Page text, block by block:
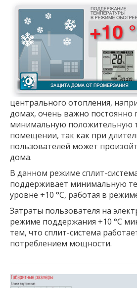
центрального отопления,
домах, очень важно постоянно
минимальную положительную
помещении, так как при
пользователей может
дома.
В данном режиме сплит-
поддерживает минимальную
уровне +10 °С, работая в
Затраты пользователя на
режиме поддержания +10 °С
тем, что сплит-система
потреблением мощности.